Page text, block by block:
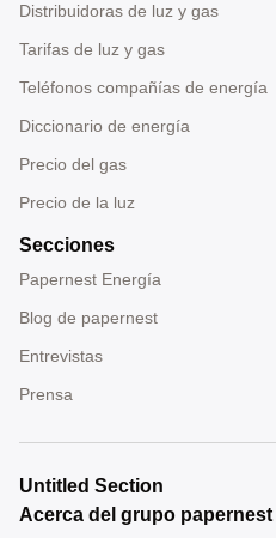
Distribuidoras de luz y gas
Tarifas de luz y gas
Teléfonos compañías de energía
Diccionario de energía
Precio del gas
Precio de la luz
Secciones
Papernest Energía
Blog de papernest
Entrevistas
Prensa
Untitled Section
Acerca del grupo papernest